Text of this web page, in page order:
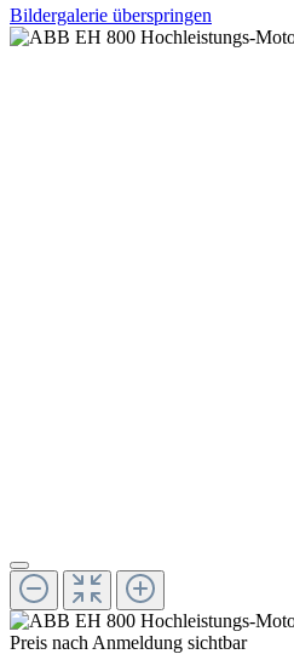
Bildergalerie überspringen
Preis nach Anmeldung sichtbar